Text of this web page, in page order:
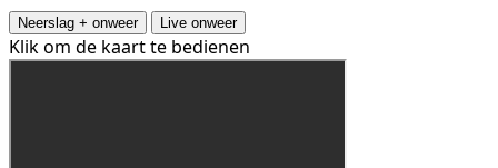
Neerslag + onweer Live onweer
Klik om de kaart te bedienen